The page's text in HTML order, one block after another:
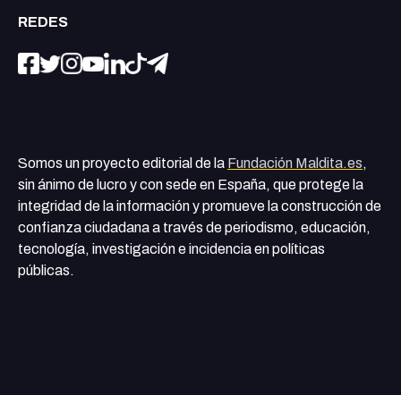
REDES
Somos un proyecto editorial de la Fundación Maldita.es,
sin ánimo de lucro y con sede en España, que protege la
integridad de la información y promueve la construcción de
confianza ciudadana a través de periodismo, educación,
tecnología, investigación e incidencia en políticas
públicas.